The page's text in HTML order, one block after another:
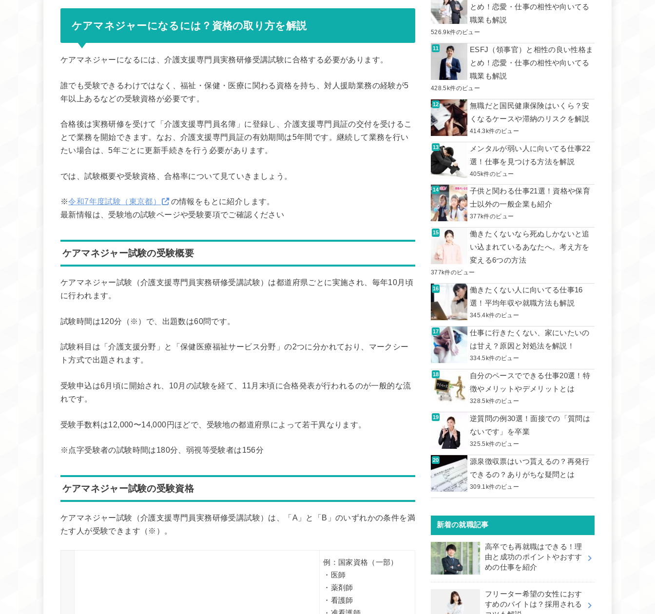
ケアマネジャーになるには？資格の取り方を解説
ケアマネジャーになるには、介護支援専門員実務研修受講試験に合格する必要があります。
誰でも受験できるわけではなく、福祉・保健・医療に関わる資格を持ち、対人援助業務の経験が5
年以上あるなどの受験資格が必要です。
合格後は実務研修を受けて「介護支援専門員名簿」に登録し、介護支援専門員証の交付を受けるこ
とで業務を開始できます。なお、介護支援専門員証の有効期間は5年間です。継続して業務を行い
たい場合は、5年ごとに更新手続きを行う必要があります。
では、試験概要や受験資格、合格率について見ていきましょう。
※令和7年度試験（東京都）
の情報をもとに紹介します。
最新情報は、受験地の試験ページや受験要項でご確認ください
ケアマネジャー試験の受験概要
ケアマネジャー試験（介護支援専門員実務研修受講試験）は都道府県ごとに実施され、毎年10月頃
に行われます。
試験時間は120分（※）で、出題数は60問です。
試験科目は「介護支援分野」と「保健医療福祉サービス分野」の2つに分かれており、マークシー
ト方式で出題されます。
受験申込は6月頃に開始され、10月の試験を経て、11月末頃に合格発表が行われるのが一般的な流
れです。
受験手数料は12,000〜14,000円ほどで、受験地の都道府県によって若干異なります。
※点字受験者の試験時間は180分、弱視等受験者は156分
ケアマネジャー試験の受験資格
ケアマネジャー試験（介護支援専門員実務研修受講試験）は、「A」と「B」のいずれかの条件を満
たす人が受験できます（※）。
例：国家資格（一部）
・医師
・薬剤師
・看護師
とめ！恋愛・仕事の相性や向いてる
職業も解説
526.9k件のビュー
ESFJ（領事官）と相性の良い性格ま
とめ！恋愛・仕事の相性や向いてる
職業も解説
428.5k件のビュー
無職だと国民健康保険はいくら？安
くなるケースや滞納のリスクを解説
414.3k件のビュー
メンタルが弱い人に向いてる仕事22
選！仕事を見つける方法を解説
405k件のビュー
子供と関わる仕事21選！資格や保育
士以外の一般企業も紹介
377k件のビュー
働きたくないなら死ぬしかないと追
い込まれているあなたへ。考え方を
変える6つの方法
377k件のビュー
働きたくない人に向いてる仕事16
選！平均年収や就職方法も解説
345.4k件のビュー
仕事に行きたくない、家にいたいの
は甘え？原因と対処法を解説！
334.5k件のビュー
自分のペースでできる仕事20選！特
徴やメリットやデメリットとは
328.5k件のビュー
逆質問の例30選！面接での「質問は
ないです」を卒業
325.5k件のビュー
源泉徴収票はいつ貰えるの？再発行
できるの？ありがちな疑問とは
309.1k件のビュー
新着の就職記事
高卒でも再就職はできる！理
由と成功のポイントやおすす
めの仕事を紹介
フリーター希望の女性におす
すめのバイトは？採用される